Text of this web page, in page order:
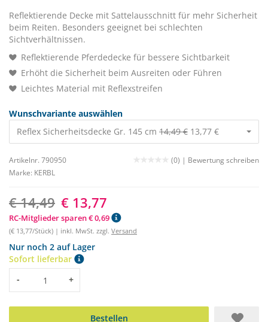
Reflektierende Decke mit Sattelausschnitt für mehr Sicherheit
beim Reiten. Besonders geeignet bei schlechten
Sichtverhältnissen.
Reflektierende Pferdedecke für bessere Sichtbarkeit
Erhöht die Sicherheit beim Ausreiten oder Führen
Leichtes Material mit Reflexstreifen
Wunschvariante auswählen
Reflex Sicherheitsdecke Gr. 145 cm 14,49 € 13,77 €
Artikelnr. 790950 (0) | Bewertung schreiben
Marke: KERBL
€ 14,49 € 13,77
RC-Mitglieder sparen € 0,69
(€ 13,77/Stück) | inkl. MwSt. zzgl. Versand
Nur noch 2 auf Lager
Sofort lieferbar
Menge
- +
Bestellen